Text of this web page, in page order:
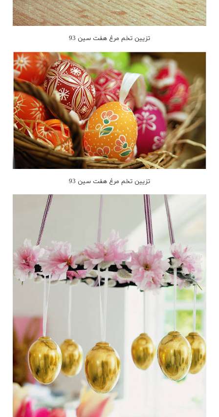
تزیین تخم مرغ هفت سین 93
تزیین تخم مرغ هفت سین 93